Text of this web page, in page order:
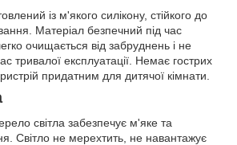
із м'якого силікону, стійкого до
Матеріал безпечний під час
очищається від забруднень і не
тривалої експлуатації. Немає гострих
придатним для дитячої кімнати.
світла забезпечує м'яке та
Світло не мерехтить, не навантажує